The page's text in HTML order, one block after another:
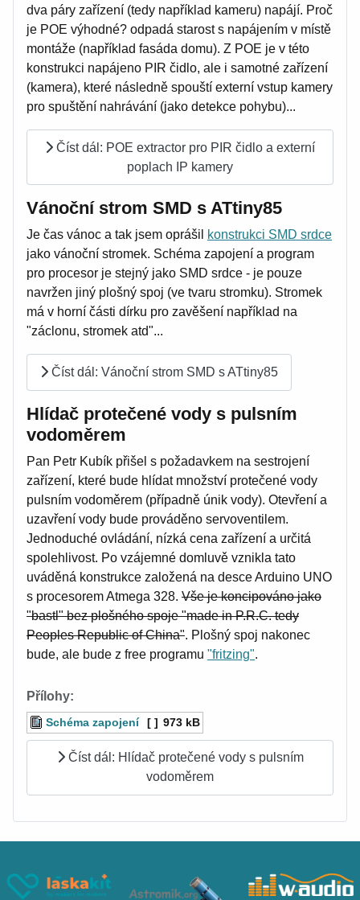
dva páry zařízení (tedy například kameru) napájí. Proč
je POE výhodné? odpadá starost s napájením v místě
montáže (například fasáda domu). Z POE je v této
konstrukci napájeno PIR čidlo, ale i samotné zařízení
(kamera), které následně spouští externí vstup kamery
pro spuštění nahrávání (jako detekce pohybu)...
Číst dál: POE extractor pro PIR čidlo a externí
poplach IP kamery
Vánoční strom SMD s ATtiny85
Je čas vánoc a tak jsem oprášil
konstrukci SMD srdce
jako vánoční stromek. Schéma zapojení a program
pro procesor je stejný jako SMD srdce - je pouze
navržen jiný plošný spoj (ve tvaru stromku). Stromek
má v horní části dírku pro zavěšení například na
"záclonu, stromek atd"...
Číst dál: Vánoční strom SMD s ATtiny85
Hlídač protečené vody s pulsním
vodoměrem
Pan Petr Kubík přišel s požadavkem na sestrojení
zařízení, které bude hlídat množství protečené vody
pulsním vodoměrem (případně únik vody). Otevření a
uzavření vody bude prováděno servoventilem.
Jednoduché ovládání, nízká cena zařízení a určitá
spolehlivost. Po vzájemné domluvě vznikla tato
uváděná konstrukce založená na desce Arduino UNO
s procesorem Atmega 328. Vše je koncipováno jako
"bastl" bez plošného spoje "made in P.R.C. tedy
Peoples Republic of China". Plošný spoj nakonec
bude, ale bude z free programu "fritzing".
Přílohy:
Schéma zapojení [ ] 973 kB
Číst dál: Hlídač protečené vody s pulsním
vodoměrem